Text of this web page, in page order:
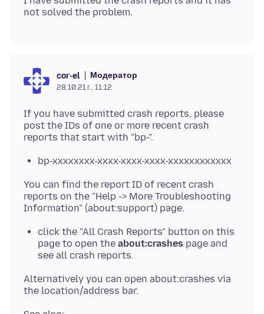
cor-el Модератор
28.10.21 г., 11:12
If you have submitted crash reports, please
post the IDs of one or more recent crash
bp-xxxxxxxx-xxxx-xxxx-xxxx-xxxxxxxxxxxx
You can find the report ID of recent crash
reports on the "Help -> More Troubleshooting
click the "All Crash Reports" button on this
page to open the about:crashes page and
see all crash reports.
Alternatively you can open about:crashes via